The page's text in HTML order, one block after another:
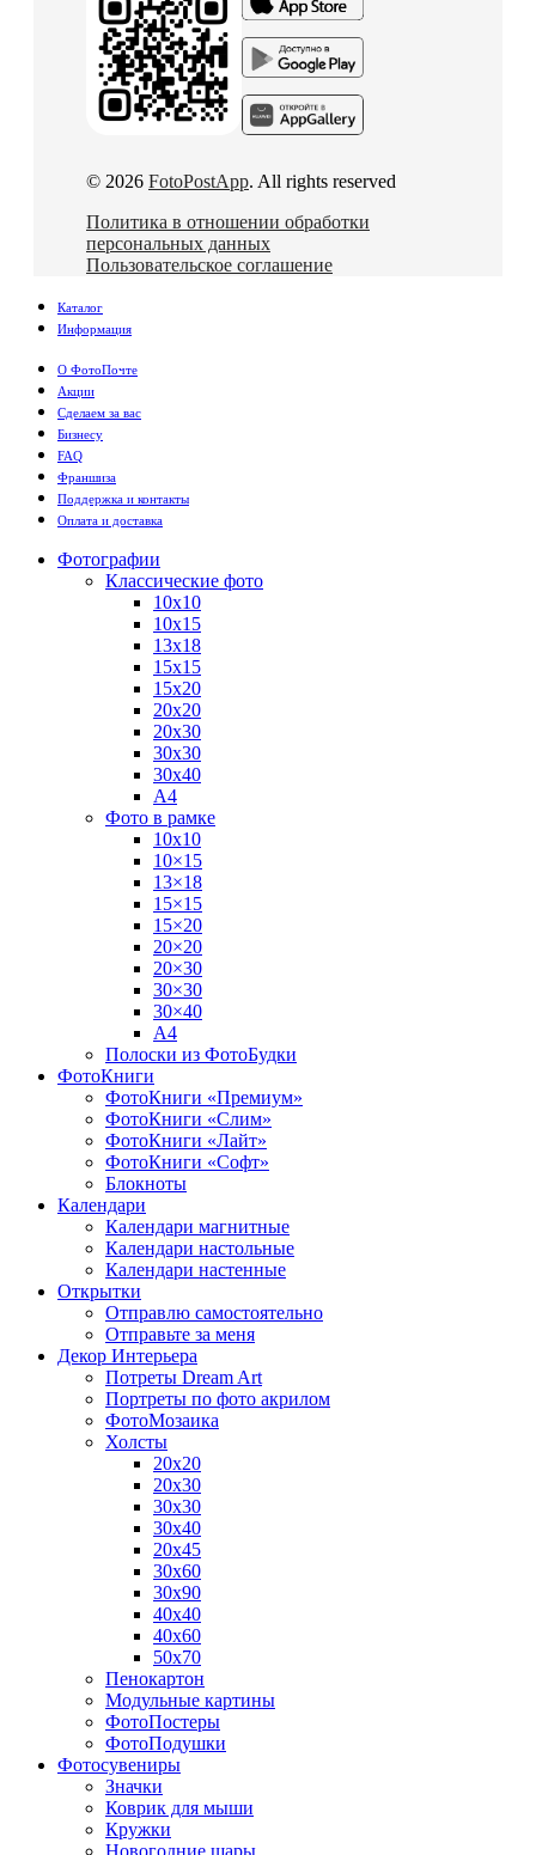
© 2026 FotoPostApp. All rights reserved
Политика в отношении обработки
персональных данных
Пользовательское соглашение
Каталог
Информация
О ФотоПочте
Акции
Сделаем за вас
Бизнесу
FAQ
Франшиза
Поддержка и контакты
Оплата и доставка
Фотографии
Классические фото
10х10
10х15
13х18
15х15
15х20
20х20
20х30
30х30
30х40
А4
Фото в рамке
10х10
10×15
13×18
15×15
15×20
20×20
20×30
30×30
30×40
A4
Полоски из ФотоБудки
ФотоКниги
ФотоКниги «Премиум»
ФотоКниги «Слим»
ФотоКниги «Лайт»
ФотоКниги «Софт»
Блокноты
Календари
Календари магнитные
Календари настольные
Календари настенные
Открытки
Отправлю самостоятельно
Отправьте за меня
Декор Интерьера
Потреты Dream Art
Портреты по фото акрилом
ФотоМозаика
Холсты
20х20
20х30
30х30
30х40
20х45
30х60
30х90
40х40
40х60
50х70
Пенокартон
Модульные картины
ФотоПостеры
ФотоПодушки
Фотоcувениры
Значки
Коврик для мыши
Кружки